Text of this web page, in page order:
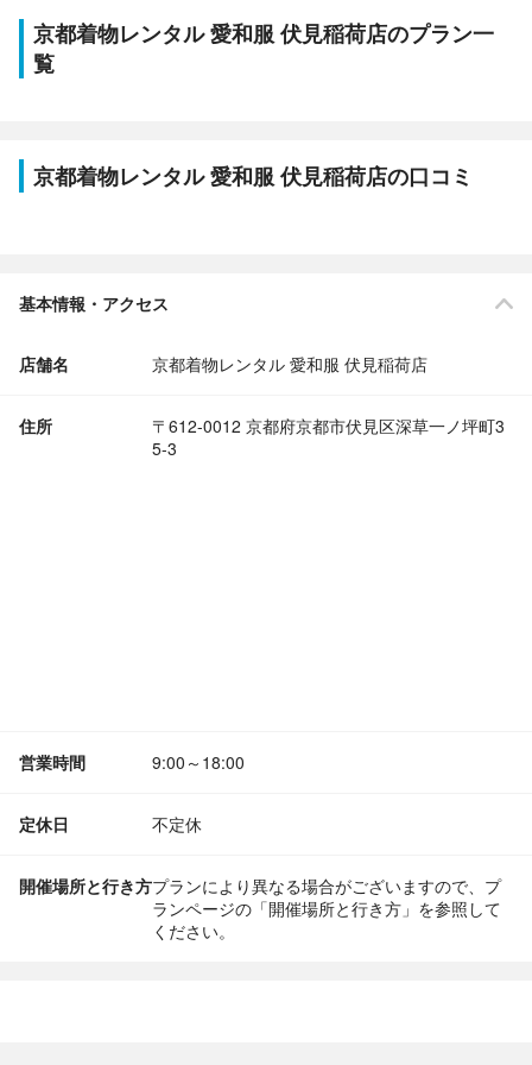
京都着物レンタル 愛和服 伏見稲荷店のプラン一
覧
京都着物レンタル 愛和服 伏見稲荷店の口コミ
基本情報・アクセス
店舗名 京都着物レンタル 愛和服 伏見稲荷店
住所
〒612-0012 京都府京都市伏見区深草一ノ坪町3
5-3
営業時間 9:00～18:00
定休日 不定休
開催場所と行き方プランにより異なる場合がございますので、プ
ランページの「開催場所と行き方」を参照して
ください。